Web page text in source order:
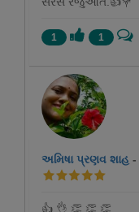
1 1
અમિષા પ્રણવ શાહ -
👍 👌 👏 👏 👏